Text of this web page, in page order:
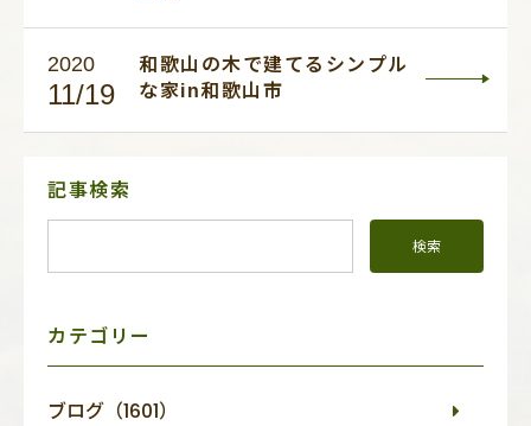
2020
11/19
和歌山の木で建てるシンプル
な家in和歌山市
サ
ニ
記事検索
カテゴリー
ブログ（1601）